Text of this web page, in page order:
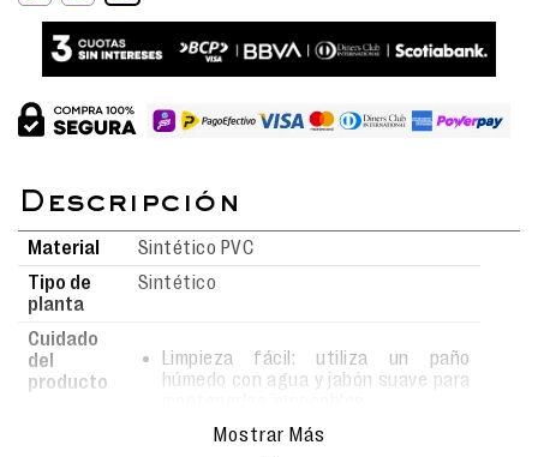
Material
Sintético PVC
Tipo de
planta
Sintético
Cuidado
del
producto
Limpieza fácil: utiliza un paño
húmedo con agua y jabón suave para
Realiza la limpieza con movimientos
delicados para evitar rayar o dañar la
Mostrar Más